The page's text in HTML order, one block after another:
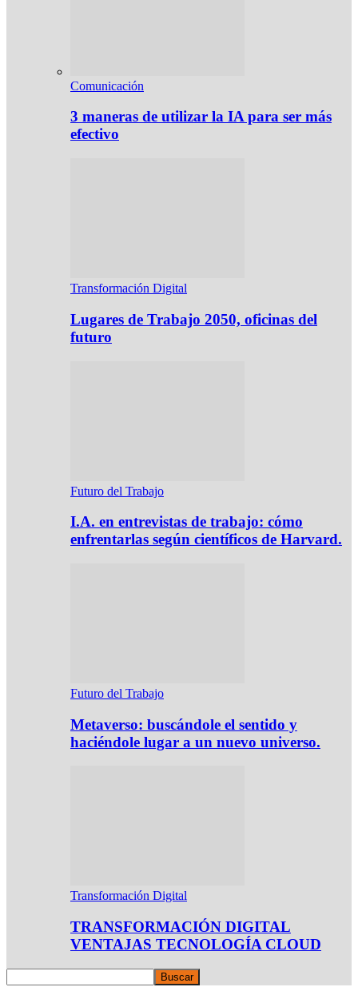
Comunicación
3 maneras de utilizar la IA para ser más
efectivo
Transformación Digital
Lugares de Trabajo 2050, oficinas del
futuro
Futuro del Trabajo
I.A. en entrevistas de trabajo: cómo
enfrentarlas según científicos de Harvard.
Futuro del Trabajo
Metaverso: buscándole el sentido y
haciéndole lugar a un nuevo universo.
Transformación Digital
TRANSFORMACIÓN DIGITAL
VENTAJAS TECNOLOGÍA CLOUD